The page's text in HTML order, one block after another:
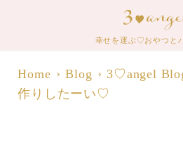
幸せを運ぶ♡おやつと
Home Blog 3♡angel
作りしたーい♡